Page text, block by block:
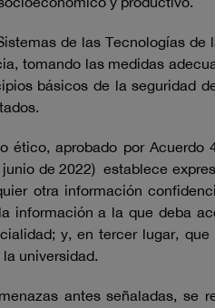
de las Tecnologías
tomando las medidas
básicos de la seguridad
ético, aprobado por
junio de 2022) establece
otra información
información a la que deba
y, en tercer lugar,
universidad.
antes señaladas,